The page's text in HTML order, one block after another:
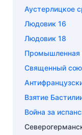
Аустерлицкое
Людовик 16
Людовик 18
Промышленная
Священный
Взятие
Война за